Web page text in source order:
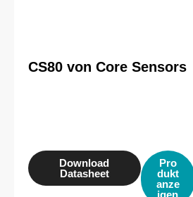
CS80 von Core Sensors
Pro
dukt
anze
Download
Datasheet